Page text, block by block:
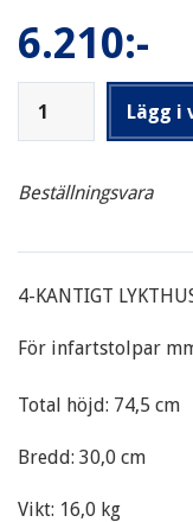
6.210:-
Lägg i
Beställningsvara
4-KANTIGT
För infartstolpar
Total höjd: 74,5 cm
Bredd: 30,0 cm
Vikt: 16,0 kg